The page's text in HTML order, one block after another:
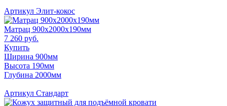
Артикул Элит-кокос
Матрац 900x2000x190мм
7 260 руб.
Купить
Ширина 900мм
Высота 190мм
Глубина 2000мм
Артикул Стандарт